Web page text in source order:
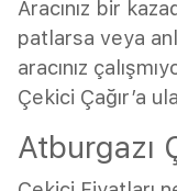
Aracınız bir
patlarsa veya
aracınız
Çekici Çağır’a
Atburgazı